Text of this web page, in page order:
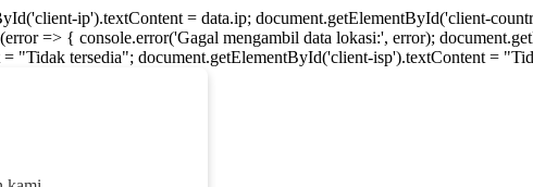
ip').textContent = data.ip; document.getElementById('client-
=> { console.error('Gagal mengambil data lokasi:', error);
"Tidak tersedia"; document.getElementById('client-isp').textContent =